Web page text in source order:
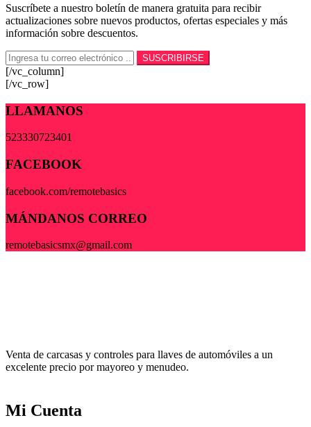
Suscríbete a nuestro boletín de manera gratuita para recibir
actualizaciones sobre nuevos productos, ofertas especiales y más
información sobre descuentos.
[/vc_column]
[/vc_row]
LLAMANOS
523330723401
FACEBOOK
facebook.com/remotebasics
MÁNDANOS CORREO
remotebasicsmx@gmail.com
Venta de carcasas y controles para llaves de automóviles a un
excelente precio por mayoreo y menudeo.
Mi Cuenta